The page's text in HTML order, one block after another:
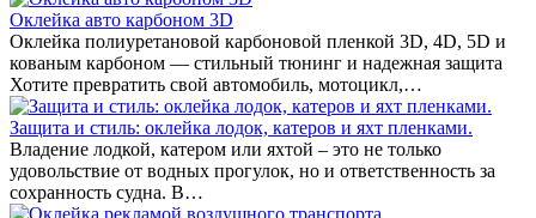
Оклейка авто карбоном 3D
Оклейка полиуретановой карбоновой пленкой 3D, 4D, 5D и
кованым карбоном — стильный тюнинг и надежная защита
Хотите превратить свой автомобиль, мотоцикл,…
Защита и стиль: оклейка лодок, катеров и яхт пленками.
Владение лодкой, катером или яхтой – это не только
удовольствие от водных прогулок, но и ответственность за
сохранность судна. В…